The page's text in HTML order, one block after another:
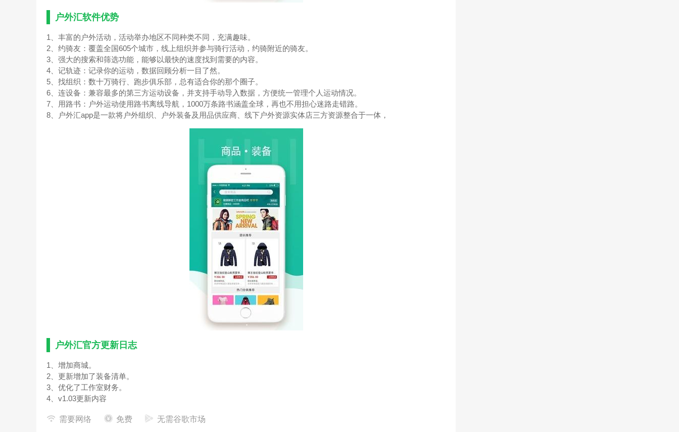
户外汇软件优势
1、丰富的户外活动，活动举办地区不同种类不同，充满趣味。
2、约骑友：覆盖全国605个城市，线上组织并参与骑行活动，约骑附近的骑友。
3、强大的搜索和筛选功能，能够以最快的速度找到需要的内容。
4、记轨迹：记录你的运动，数据回顾分析一目了然。
5、找组织：数十万骑行、跑步俱乐部，总有适合你的那个圈子。
6、连设备：兼容最多的第三方运动设备，并支持手动导入数据，方便统一管理个人运动情况。
7、用路书：户外运动使用路书离线导航，1000万条路书涵盖全球，再也不用担心迷路走错路。
8、户外汇app是一款将户外组织、户外装备及用品供应商、线下户外资源实体店三方资源整合于一体，
户外汇官方更新日志
1、增加商城。
2、更新增加了装备清单。
3、优化了工作室财务。
4、v1.03更新内容
需要网络 免费 无需谷歌市场